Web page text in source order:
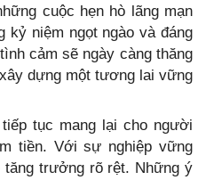
cuộc hẹn hò lãng mạn
kỷ niệm ngọt ngào và đáng
cảm sẽ ngày càng thăng
dựng một tương lai vững
tục mang lại cho người
tiền. Với sự nghiệp vững
tăng trưởng rõ rệt. Những ý